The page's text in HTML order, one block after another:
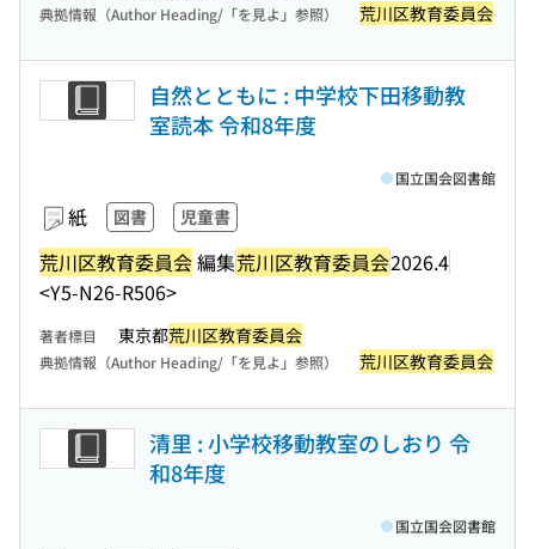
典拠情報（Author Heading/「を見よ」参照） 荒川区教育委員会
自然とともに : 中学校下田移動教
室読本 令和8年度
紙 図書 児童書
荒川区教育委員会編集荒川区教育委員会2026.4
<Y5-N26-R506>
国立国会図書館
著者標目 東京都荒川区教育委員会
典拠情報（Author Heading/「を見よ」参照） 荒川区教育委員会
清里 : 小学校移動教室のしおり 令
和8年度
国立国会図書館